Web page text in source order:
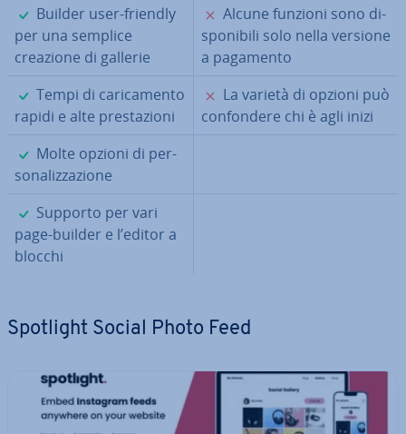
✓
Builder user-friendly
per una semplice
creazione di gallerie
✗
Alcune funzioni sono di­
spo­ni­bi­li solo nella versione
a pagamento
✓
Tempi di ca­ri­ca­men­to
rapidi e alte pre­sta­zio­ni
✗
La varietà di opzioni può
con­fon­de­re chi è agli inizi
✓
Molte opzioni di per­
so­na­liz­za­zio­ne
✓
Supporto per vari
page-builder e l’editor a
blocchi
Spotlight Social Photo Feed